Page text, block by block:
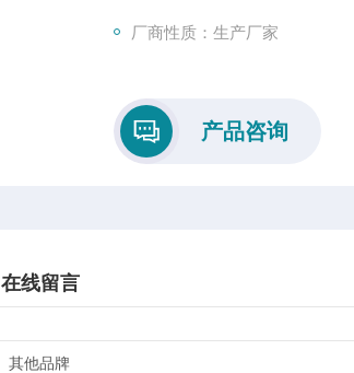
厂商性质：生产厂家
产品咨询
在线留言
其他品牌